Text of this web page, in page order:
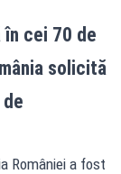
în cei 70 de
solicită
României a fost